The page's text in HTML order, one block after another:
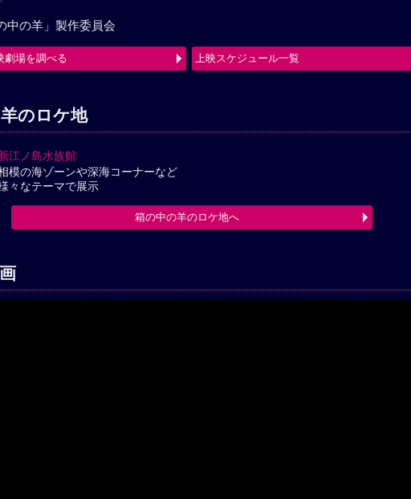
中の羊」製作委員会
劇場を調べる 上映スケジュール一覧
のロケ地
江ノ島水族館
模の海ゾーンや深海コーナーなど
々なテーマで展示
箱の中の羊のロケ地へ